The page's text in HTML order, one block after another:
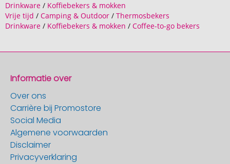
Drinkware / Koffiebekers & mokken
Vrije tijd / Camping & Outdoor / Thermosbekers
Drinkware / Koffiebekers & mokken / Coffee-to-go bekers
Informatie over
Over ons
Carrière bij Promostore
Social Media
Algemene voorwaarden
Disclaimer
Privacyverklaring